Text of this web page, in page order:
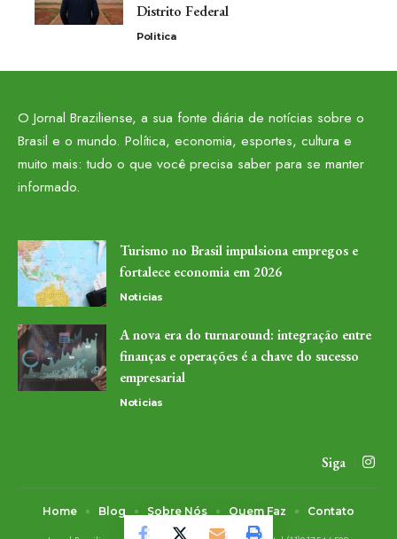
Distrito Federal
Politica
O Jornal Braziliense, a sua fonte diária de notícias sobre o
Brasil e o mundo. Política, economia, esportes, cultura e
muito mais: tudo o que você precisa saber para se manter
informado.
Turismo no Brasil impulsiona empregos e
fortalece economia em 2026
Noticias
A nova era do turnaround: integração entre
finanças e operações é a chave do sucesso
empresarial
Noticias
Siga
Home Blog Sobre Nós Quem Faz Contato